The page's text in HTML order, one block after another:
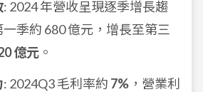
: 2024 年營收呈現逐季增長趨
季約 680 億元，增長至第三
億元 。
: 2024Q3 毛利率約 7% ，營業利